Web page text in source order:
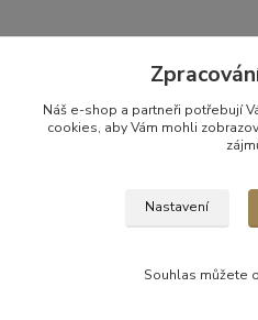
Zboží zařazeno v
Dětské a kojenecké oblečení
Čepice, nákrčníky, klobouky,
Náš e-shop a partneři potřebují
cookies, aby Vám mohli
Nastavení
Souhlas můžete